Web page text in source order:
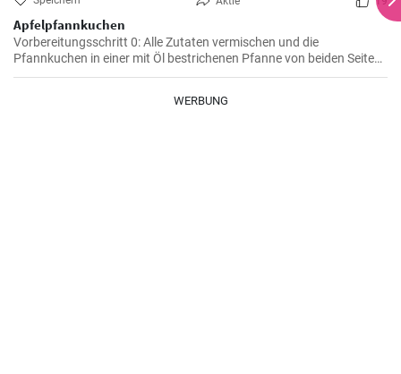
Apfelpfannkuchen
Vorbereitungsschritt 0: Alle Zutaten vermischen und die
Pfannkuchen in einer mit Öl bestrichenen Pfanne von beiden Seiten
braten.
WERBUNG